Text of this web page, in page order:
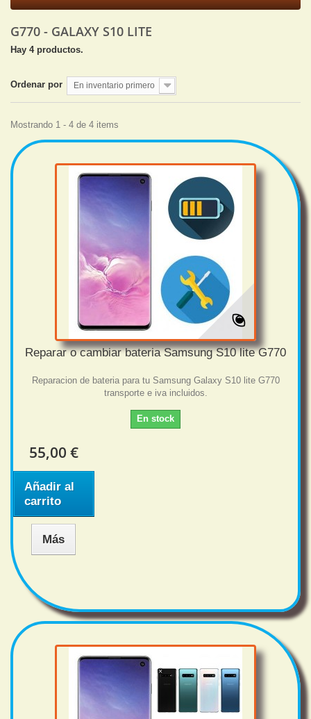
G770 - GALAXY S10 LITE
Hay 4 productos.
Ordenar por En inventario primero
Mostrando 1 - 4 de 4 items
Reparar o cambiar bateria Samsung S10 lite G770
Reparacion de bateria para tu Samsung Galaxy S10 lite G770
transporte e iva incluidos.
En stock
55,00 €
Añadir al
carrito
Más